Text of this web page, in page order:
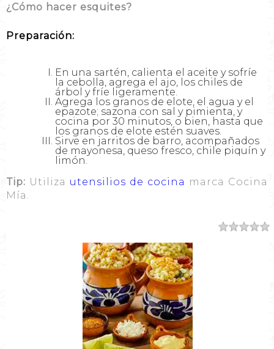
¿Cómo hacer esquites?
Preparación:
En una sartén, calienta el aceite y sofríe
la cebolla, agrega el ajo, los chiles de
árbol y fríe ligeramente.
Agrega los granos de elote, el agua y el
epazote; sazona con sal y pimienta, y
cocina por 30 minutos, o bien, hasta que
los granos de elote estén suaves.
Sirve en jarritos de barro, acompañados
de mayonesa, queso fresco, chile piquín y
limón.
Tip: Utiliza utensilios de cocina marca Cocina
Mía.